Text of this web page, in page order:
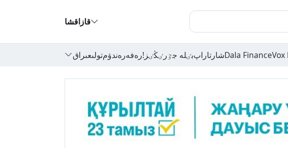
قازاقشا
Vox
Dala Financeشارتاراپبٸلە جٷرٸڭٸز!رەفەرەندۋمتولىعىراق